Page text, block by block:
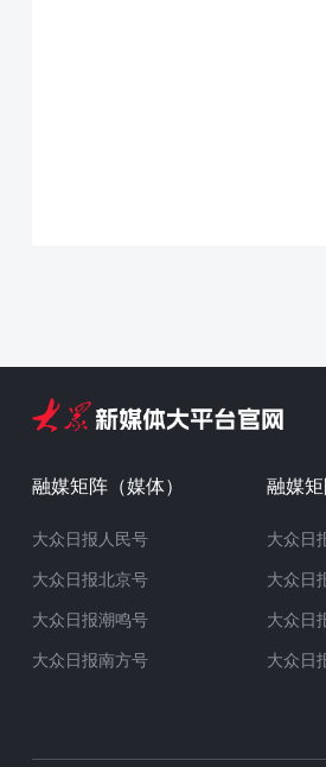
融媒矩阵（媒体）
大众日报人民号
大众日报北京号
大众日报潮鸣号
大众日报南方号
融媒矩
大众日
大众日
大众日
大众日